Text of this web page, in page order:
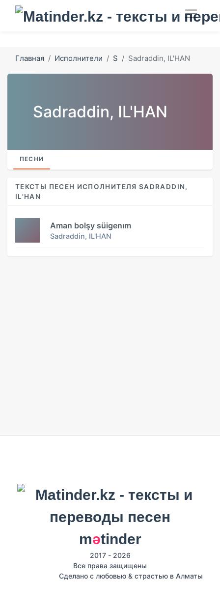
Главная Исполнители S Sadraddin, IL'HAN
Sadraddin, IL'HAN
ПЕСНИ
ТЕКСТЫ ПЕСЕН ИСПОЛНИТЕЛЯ SADRADDIN,
IL'HAN
Aman bolşy süigenım
Sadraddin, IL'HAN
mәtinder
2017 - 2026
Все права защищены
Сделано с любовью & страстью в Алматы